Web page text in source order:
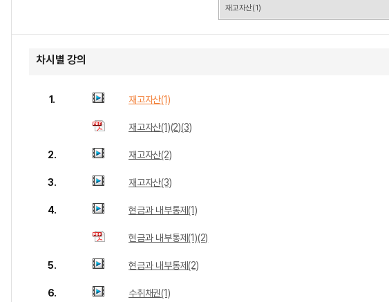
재고자산(1)
차시별 강의
1. 재고자산(1)
재고자산(1)(2)(3)
2. 재고자산(2)
3. 재고자산(3)
4. 현금과 내부통제(1)
현금과 내부통제(1)(2)
5. 현금과 내부통제(2)
6. 수취채권(1)